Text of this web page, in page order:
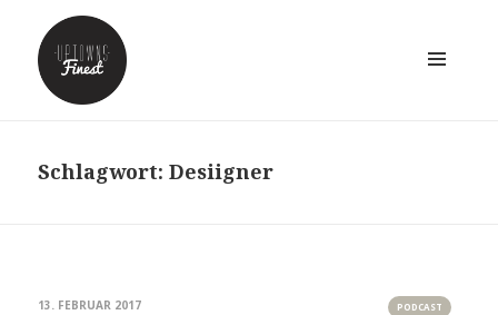
Schlagwort:Desiigner
13. FEBRUAR 2017 PODCAST